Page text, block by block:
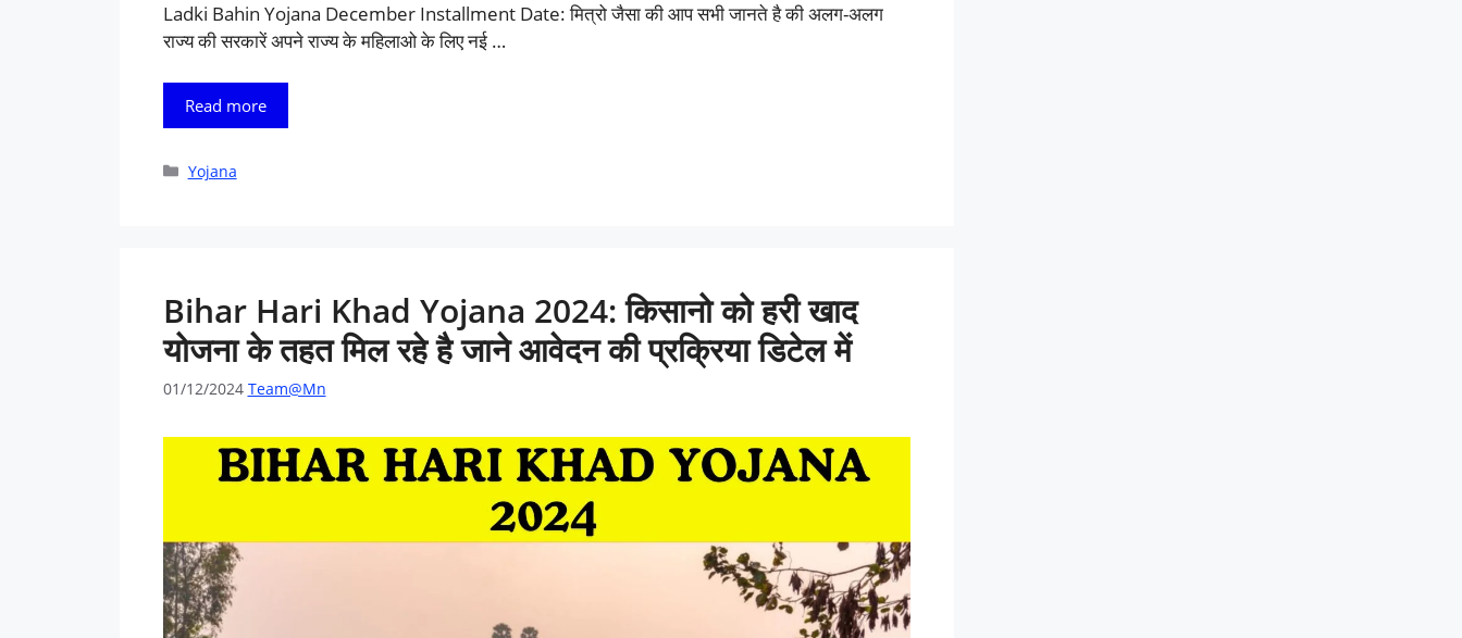
Ladki Bahin Yojana December Installment Date: मित्रो जैसा की आप सभी जानते है की अलग-अलग
राज्य की सरकारें अपने राज्य के महिलाओ के लिए नई …
Read more
Categories
Yojana
Bihar Hari Khad Yojana 2024: किसानो को हरी खाद
योजना के तहत मिल रहे है जाने आवेदन की प्रक्रिया डिटेल में
01/12/2024 Team@Mn